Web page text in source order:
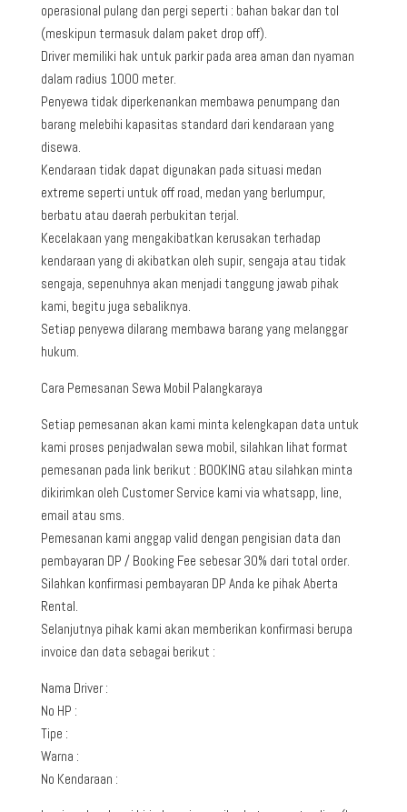
operasional pulang dan pergi seperti : bahan bakar dan tol
(meskipun termasuk dalam paket drop off).
Driver memiliki hak untuk parkir pada area aman dan nyaman
dalam radius 1000 meter.
Penyewa tidak diperkenankan membawa penumpang dan
barang melebihi kapasitas standard dari kendaraan yang
disewa.
Kendaraan tidak dapat digunakan pada situasi medan
extreme seperti untuk off road, medan yang berlumpur,
berbatu atau daerah perbukitan terjal.
Kecelakaan yang mengakibatkan kerusakan terhadap
kendaraan yang di akibatkan oleh supir, sengaja atau tidak
sengaja, sepenuhnya akan menjadi tanggung jawab pihak
kami, begitu juga sebaliknya.
Setiap penyewa dilarang membawa barang yang melanggar
hukum.
Cara Pemesanan Sewa Mobil Palangkaraya
Setiap pemesanan akan kami minta kelengkapan data untuk
kami proses penjadwalan sewa mobil, silahkan lihat format
pemesanan pada link berikut : BOOKING atau silahkan minta
dikirimkan oleh Customer Service kami via whatsapp, line,
email atau sms.
Pemesanan kami anggap valid dengan pengisian data dan
pembayaran DP / Booking Fee sebesar 30% dari total order.
Silahkan konfirmasi pembayaran DP Anda ke pihak Aberta
Rental.
Selanjutnya pihak kami akan memberikan konfirmasi berupa
invoice dan data sebagai berikut :
Nama Driver :
No HP :
Tipe :
Warna :
No Kendaraan :